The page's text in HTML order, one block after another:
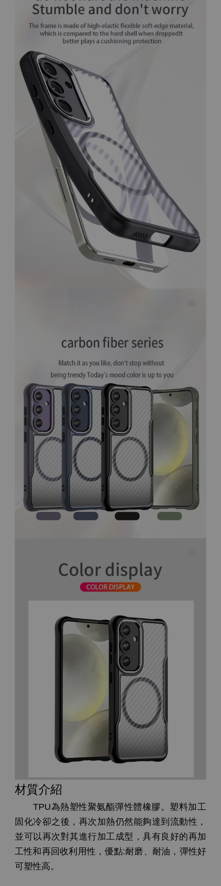
材質介紹
TPU為熱塑性聚氨酯彈性體橡膠。塑料加工
固化冷卻之後，再次加熱仍然能夠達到流動性，
並可以再次對其進行加工成型，具有良好的再加
工性和再回收利用性，優點:耐磨、耐油，彈性好
可塑性高。